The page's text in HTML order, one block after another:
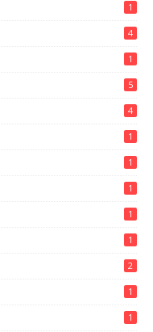
1
4
1
5
4
1
1
1
1
1
2
1
1